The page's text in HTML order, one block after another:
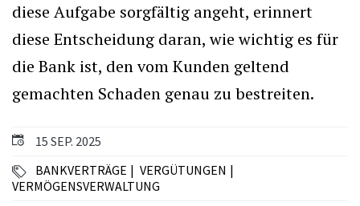
15 SEP. 2025
BANKVERTRÄGE
VERGÜTUNGEN
VERMÖGENSVERWALTUNG
diese Aufgabe sorgfältig angeht, erinnert
diese Entscheidung daran, wie wichtig es für
die Bank ist, den vom Kunden geltend
gemachten Schaden genau zu bestreiten.